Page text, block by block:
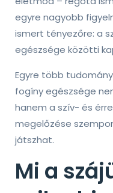
egyre nagyobb
ismert tényezőre: a
egészsége közötti
Egyre több
fogíny egészsége
hanem a szív- és
megelőzése
játszhat.
Mi a